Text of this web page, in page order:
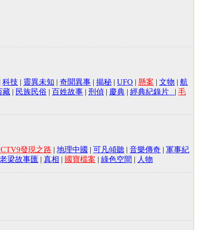
科技 | 靈異未知 | 奇聞異事 | 揭秘 | UFO | 懸案 | 文物 | 航
藏 | 民族民俗 | 百姓故事 | 刑偵 | 慶典 | 經典紀錄片 | 毛
發現之路 | 地理中國 | 可凡傾聽 | 音樂傳奇 | 軍事紀
老梁故事匯 | 真相 | 國寶檔案 | 綠色空間 | 人物